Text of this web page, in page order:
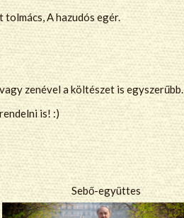
A hazudós egér.
zenével a költészet is egyszerűbb.
is! :)
Sebő-együttes